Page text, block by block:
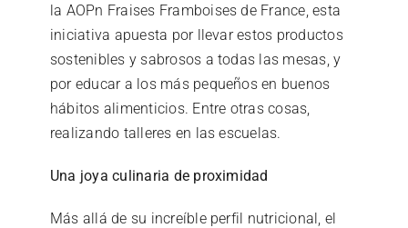
la AOPn Fraises Framboises de France, esta
iniciativa apuesta por llevar estos productos
sostenibles y sabrosos a todas las mesas, y
por educar a los más pequeños en buenos
hábitos alimenticios. Entre otras cosas,
realizando talleres en las escuelas.
Una joya culinaria de proximidad
Más allá de su increíble perfil nutricional, el